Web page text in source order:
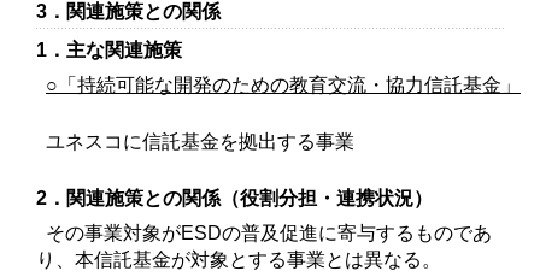
3．関連施策との関係
1．主な関連施策
○「持続可能な開発のための教育交流・協力信託基金」
ユネスコに信託基金を拠出する事業
2．関連施策との関係（役割分担・連携状況）
その事業対象がESDの普及促進に寄与するものであ
り、本信託基金が対象とする事業とは異なる。